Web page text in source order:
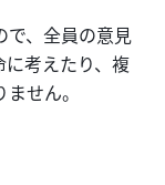
で、全員の意見
考えたり、複
せん。